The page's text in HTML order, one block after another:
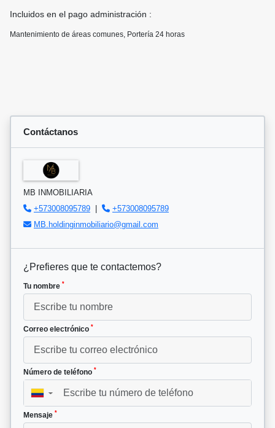
Incluidos en el pago administración :
Mantenimiento de áreas comunes, Portería 24 horas
Contáctanos
MB INMOBILIARIA
+573008095789 |
+573008095789
MB.holdinginmobiliario@gmail.com
¿Prefieres que te contactemos?
Tu nombre *
Correo electrónico *
Número de teléfono *
▼
Mensaje *